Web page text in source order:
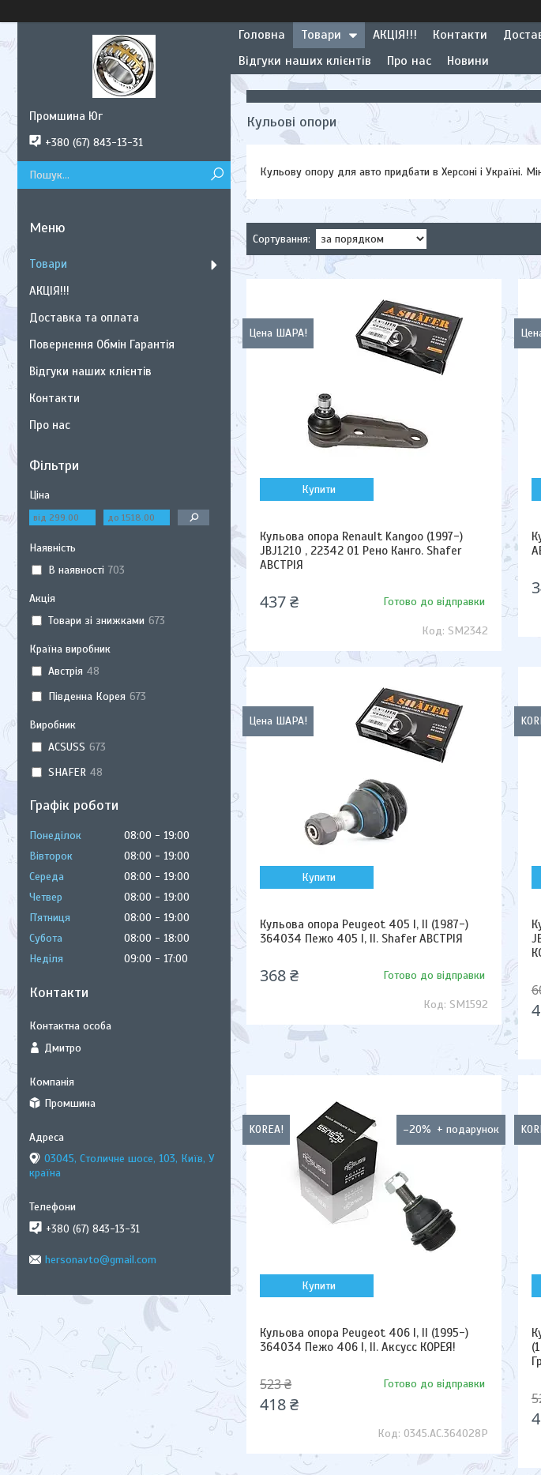
Головна Товари АКЦІЯ!!! Контакти
Відгуки наших клієнтів
Про нас Новини
Кульові опори
Кульову опору для авто придбати в Херсоні і Україні.
Цена ШАРА!
Купити
Кульова опора Renault Kangoo (1997-)
JBJ1210 , 22342 01 Рено Канго. Shafer
АВСТРІЯ
437 ₴ Готово до відправки
SM2342
Цена ШАРА!
Купити
Кульова опора Peugeot 405 I, II (1987-)
364034 Пежо 405 I, II. Shafer АВСТРІЯ
368 ₴ Готово до відправки
SM1592
KOREA! –20%
Купити
Кульова опора Peugeot 406 I, II (1995-)
364034 Пежо 406 I, II. Аксусс КОРЕЯ!
523 ₴
418 ₴
Готово до відправки
0345.AC.364028P
Промшина Юг
+380 (67) 843-13-31
Товари
АКЦІЯ!!!
Доставка та оплата
Повернення Обмін Гарантія
Відгуки наших клієнтів
Контакти
Про нас
Фільтри
Ціна
Наявність
В наявності 703
Акція
Товари зі знижками 673
Країна виробник
Австрія 48
Південна Корея 673
Виробник
ACSUSS 673
SHAFER 48
Графік роботи
Понеділок 08:00
19:00
Вівторок
08:00
19:00
Середа
08:00
19:00
Четвер
08:00
19:00
Пʼятниця
08:00
19:00
Субота
08:00
18:00
Неділя
09:00 17:00
Контакти
Дмитро
Промшина
03045, Столичне шосе, 103, Київ, У
країна
+380 (67) 843-13-31
hersonavto@gmail.com